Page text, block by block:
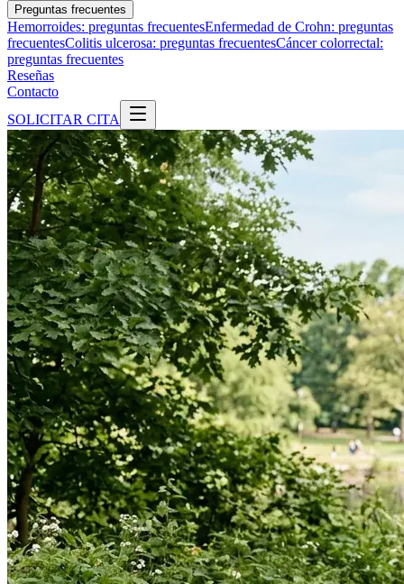
Preguntas frecuentes
Hemorroides: preguntas frecuentesEnfermedad de Crohn: preguntas
frecuentesColitis ulcerosa: preguntas frecuentesCáncer colorrectal:
preguntas frecuentes
Reseñas
Contacto
SOLICITAR CITA